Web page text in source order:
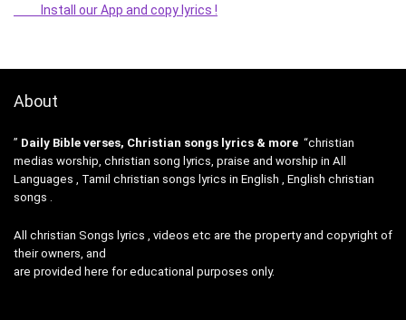
Install our App and copy lyrics !
About
” Daily Bible verses, Christian songs lyrics & more “christian
medias worship, christian song lyrics, praise and worship in All
Languages , Tamil christian songs lyrics in English , English christian
songs .
All christian Songs lyrics , videos etc are the property and copyright of
their owners, and
are provided here for educational purposes only.